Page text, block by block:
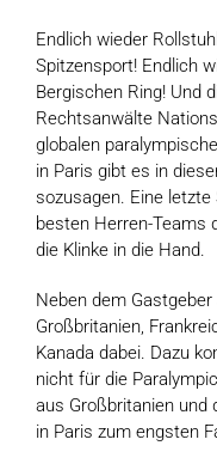
Larger
Image
Endlich wieder
Spitzensport! Endlich
Bergischen Ring! Und
Rechtsanwälte
globalen
in Paris gibt es in
sozusagen. Eine
besten Herren-Teams
die Klinke in die Hand.
Neben dem
Großbritanien,
Kanada dabei. Dazu
nicht für die
aus Großbritanien und
in Paris zum engsten